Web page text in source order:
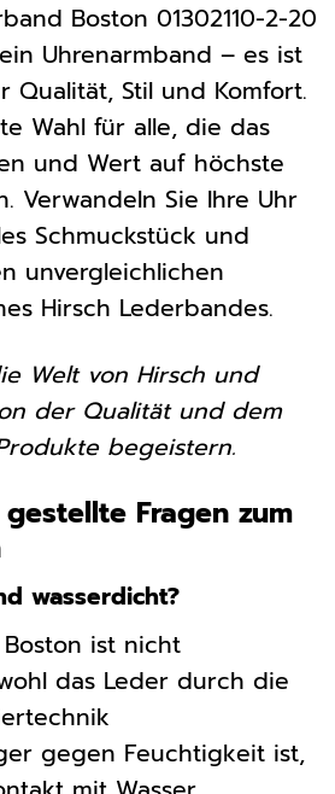
Boston 01302110-2-20
Uhrenarmband – es ist
Qualität, Stil und Komfort.
Wahl für alle, die das
und Wert auf höchste
Verwandeln Sie Ihre Uhr
Schmuckstück und
unvergleichlichen
Hirsch Lederbandes.
Welt von Hirsch und
der Qualität und dem
begeistern.
Fragen zum
wasserdicht?
ist nicht
das Leder durch die
gegen Feuchtigkeit ist,